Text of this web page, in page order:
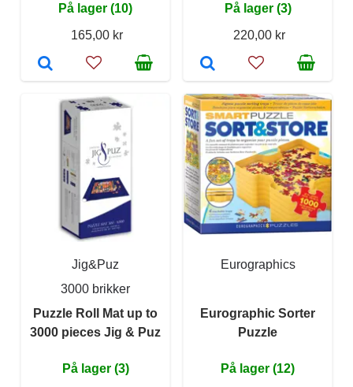
På lager (10)
165,00 kr
På lager (3)
220,00 kr
Jig&Puz
3000 brikker
Puzzle Roll Mat up to
3000 pieces Jig & Puz
På lager (3)
Eurographics
Eurographic Sorter
Puzzle
På lager (12)